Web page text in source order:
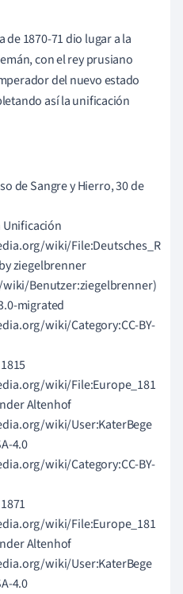
de 1870-71 dio lugar a la
con el rey prusiano
del nuevo estado
así la unificación
de Sangre y Hierro, 30 de
Unificación
wiki/File:Deutsches_R
ziegelbrenner
Benutzer:ziegelbrenner)
migrated
wiki/Category:CC-BY-
wiki/File:Europe_181
Altenhof
wiki/User:KaterBege
4.0
wiki/Category:CC-BY-
wiki/File:Europe_181
Altenhof
wiki/User:KaterBege
4.0